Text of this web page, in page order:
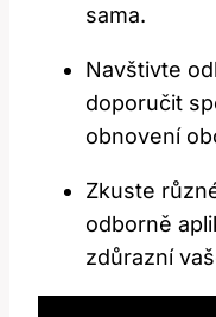
sama.
Navštivte
doporučit
obnovení
Zkuste
odborně
zdůrazní